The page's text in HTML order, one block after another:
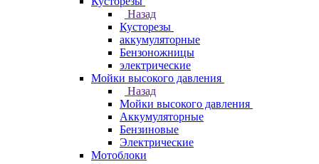
Назад
Кусторезы
аккумуляторные
Бензоножницы
электрические
Мойки высокого давления
Назад
Мойки высокого давления
Аккумуляторные
Бензиновые
Электрические
Мотоблоки